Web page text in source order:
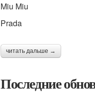
Miu Miu
Prada
читать дальше →
Последние